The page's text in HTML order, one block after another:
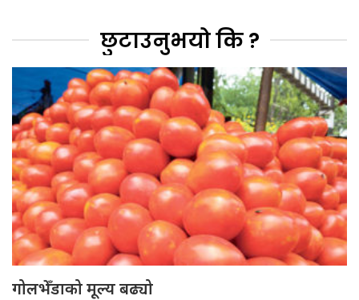
छुटाउनुभयो कि ?
गोलभेँडाको मूल्य बढ्यो